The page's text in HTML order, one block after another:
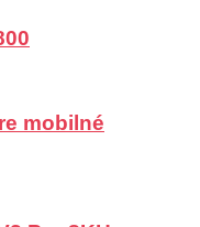
mobilné